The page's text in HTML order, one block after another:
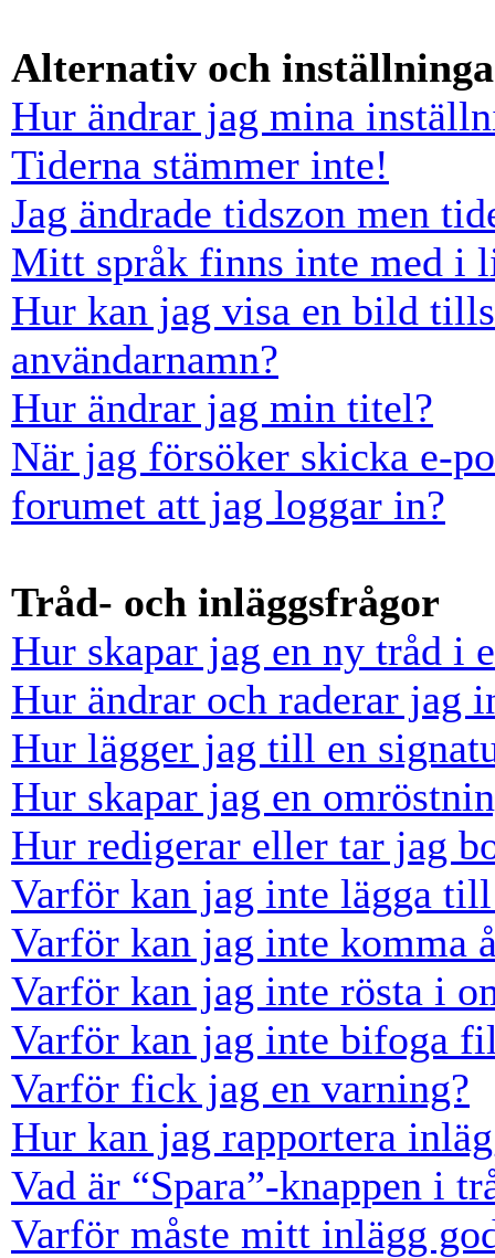
Alternativ och
Hur ändrar jag mina
Tiderna stämmer inte!
Jag ändrade tidszon men
Mitt språk finns inte med i
Hur kan jag visa en bild
användarnamn?
Hur ändrar jag min titel?
När jag försöker skicka e-
forumet att jag loggar in?
Tråd- och inläggsfrågor
Hur skapar jag en ny tråd i
Hur ändrar och raderar jag
Hur lägger jag till en
Hur skapar jag en
Hur redigerar eller tar jag
Varför kan jag inte lägga
Varför kan jag inte komma
Varför kan jag inte rösta i
Varför kan jag inte bifoga
Varför fick jag en varning?
Hur kan jag rapportera
Vad är “Spara”-knappen i
Varför måste mitt inlägg